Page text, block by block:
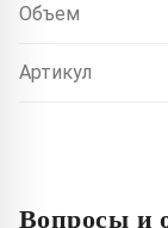
Объем
Артикул
Вопросы и